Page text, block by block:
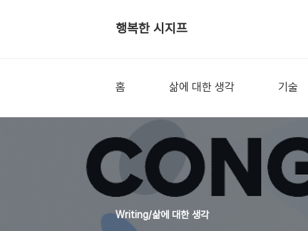
행복한 시지프
홈 삶에 대한 생각 기술
Writing/삶에 대한 생각